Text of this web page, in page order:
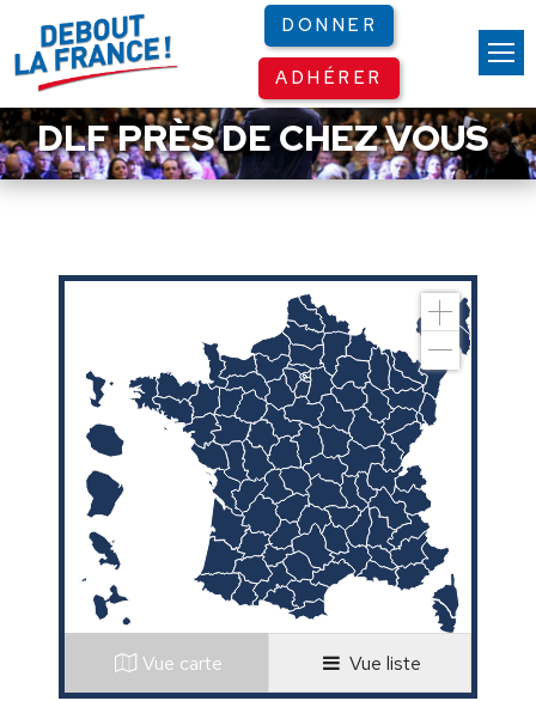
DONNER
ADHÉRER
DLF PRÈS DE CHEZ VOUS
Vue liste
Vue carte
Panneau de gestion des cookies